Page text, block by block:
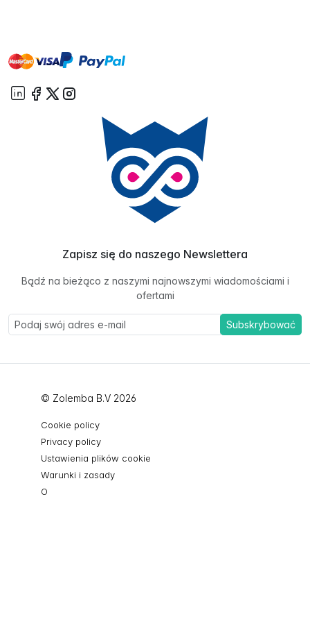
mastervisa paypal
Zapisz się do naszego Newslettera
Bądź na bieżąco z naszymi najnowszymi wiadomościami i
ofertami
Subskrybować
© Zolemba B.V 2026
Cookie policy
Privacy policy
Ustawienia plików cookie
Warunki i zasady
O